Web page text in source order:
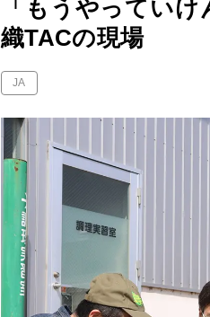
「もうやってい
織TACの現場
JA